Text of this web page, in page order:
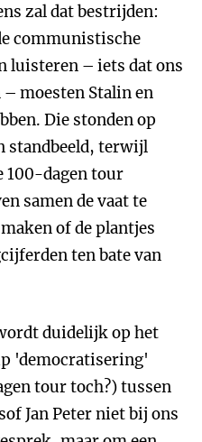
zal dat bestrijden:
communistische
luisteren – iets dat ons
moesten Stalin en
Die stonden op
standbeeld, terwijl
100-dagen tour
samen de vaat te
of de plantjes
ten bate van
duidelijk op het
'democratisering'
tour toch?) tussen
Jan Peter niet bij ons